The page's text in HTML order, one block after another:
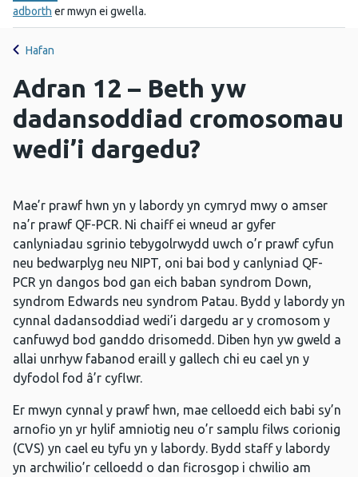
adborth er mwyn ei gwella.
Hafan
Adran 12 – Beth yw
dadansoddiad cromosomau
wedi’i dargedu?
Mae’r prawf hwn yn y labordy yn cymryd mwy o amser
na’r prawf QF-PCR. Ni chaiff ei wneud ar gyfer
canlyniadau sgrinio tebygolrwydd uwch o’r prawf cyfun
neu bedwarplyg neu NIPT, oni bai bod y canlyniad QF-
PCR yn dangos bod gan eich baban syndrom Down,
syndrom Edwards neu syndrom Patau. Bydd y labordy yn
cynnal dadansoddiad wedi’i dargedu ar y cromosom y
canfuwyd bod ganddo drisomedd. Diben hyn yw gweld a
allai unrhyw fabanod eraill y gallech chi eu cael yn y
dyfodol fod â’r cyflwr.
Er mwyn cynnal y prawf hwn, mae celloedd eich babi sy’n
arnofio yn yr hylif amniotig neu o’r samplu filws corionig
(CVS) yn cael eu tyfu yn y labordy. Bydd staff y labordy
yn archwilio’r celloedd o dan ficrosgop i chwilio am